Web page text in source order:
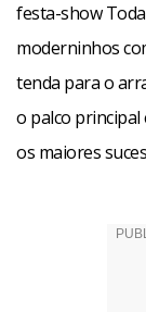
festa-show
moderninhos
tenda para o
o palco principal
os maiores